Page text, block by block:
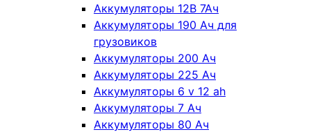
Аккумуляторы 12В 7Ач
Аккумуляторы 190 Ач для
грузовиков
Аккумуляторы 200 Ач
Аккумуляторы 225 Ач
Аккумуляторы 6 v 12 ah
Аккумуляторы 7 Ач
Аккумуляторы 80 Ач